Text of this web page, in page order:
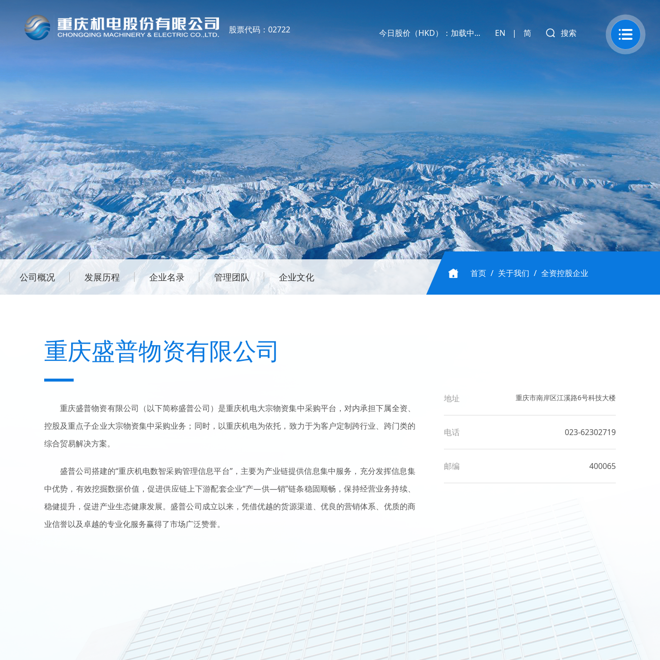
股票代码：02722 今日股价（HKD）： 加载中... EN | 简 搜索
公司概况 发展历程 企业名录 管理团队 企业文化 首页 / 关于我们 / 全资控股企业
重庆盛普物资有限公司
重庆盛普物资有限公司（以下简称盛普公司）是重庆机电大宗物资集中采购平台，对内承担下属全资、
控股及重点子企业大宗物资集中采购业务；同时，以重庆机电为依托，致力于为客户定制跨行业、跨门类的
综合贸易解决方案。
盛普公司搭建的“重庆机电数智采购管理信息平台”，主要为产业链提供信息集中服务，充分发挥信息集
中优势，有效挖掘数据价值，促进供应链上下游配套企业“产—供—销”链条稳固顺畅，保持经营业务持续、
稳健提升，促进产业生态健康发展。盛普公司成立以来，凭借优越的货源渠道、优良的营销体系、优质的商
业信誉以及卓越的专业化服务赢得了市场广泛赞誉。
地址 重庆市南岸区江溪路6号科技大楼
电话 023-62302719
邮编 400065